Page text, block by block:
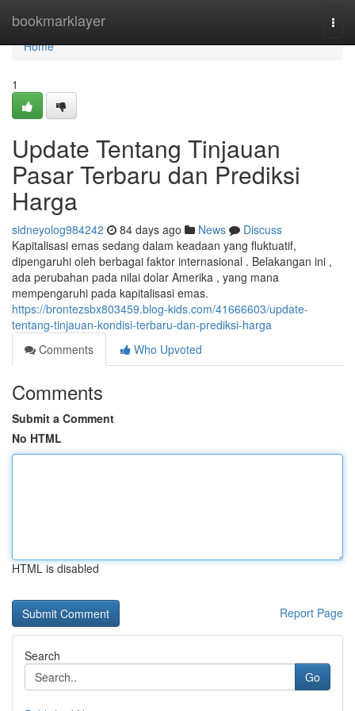
bookmarklayer
Home
Home
1
Update Tentang Tinjauan
Pasar Terbaru dan Prediksi
Harga
sidneyolog984242 84 days ago News
Discuss
Kapitalisasi emas sedang dalam keadaan yang fluktuatif,
dipengaruhi oleh berbagai faktor internasional . Belakangan ini ,
ada perubahan pada nilai dolar Amerika , yang mana
mempengaruhi pada kapitalisasi emas.
https://brontezsbx803459.blog-kids.com/41666603/update-
tentang-tinjauan-kondisi-terbaru-dan-prediksi-harga
Comments
Who Upvoted
Comments
Submit a Comment
No HTML
HTML is disabled
Report Page
Search
Go